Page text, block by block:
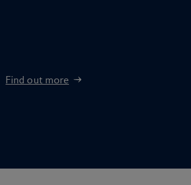
Find out more